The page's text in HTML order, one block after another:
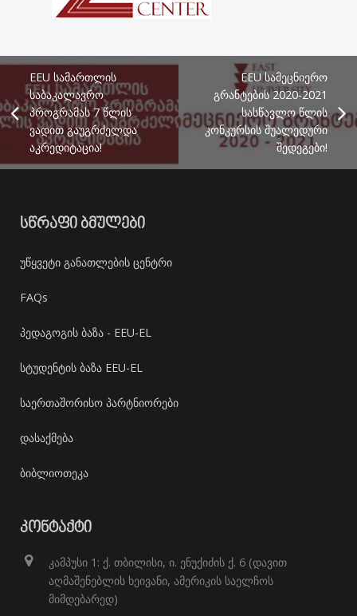
EEU სამართლის
საბაკალავრო
პროგრამას 7 წლის
ვადით გაუგრძელდა
აკრედიტაცია!
EEU სამეცნიერო
გრანტების 2020-2021
სასწავლო წლის
კონკურსის შუალედური
შედეგები!
ᲡᲬᲠᲐᲤᲘ ᲑᲛᲣᲚᲔᲑᲘ
უწყვეტი განათლების ცენტრი
FAQs
პედაგოგის ბაზა - EEU-EL
სტუდენტის ბაზა EEU-EL
საერთაშორისო პარტნიორები
დასაქმება
ბიბლიოთეკა
ᲙᲝᲜᲢᲐᲥᲢᲘ
კამპუსი 1: ქ. თბილისი, ი. ენუქიძის ქ. 6 (დავით
აღმაშენებლის ხეივანი, ამერიკის საელჩოს
მიმდებარედ)